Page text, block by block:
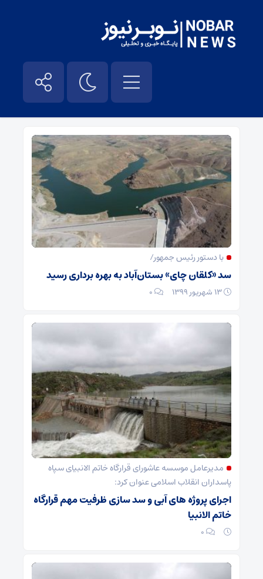
سد کلقان چای – نوبر نیوز
با دستور رئیس جمهور/
سد «کلقان چای» بستان‌آباد به بهره برداری رسید
۰
مدیرعامل موسسه عاشورای قرارگاه خاتم الانبیای سپاه
پاسداران انقلاب اسلامی عنوان کرد:
اجرای پروژه های آبی و سد سازی ظرفیت مهم قرارگاه
خاتم الانبیا
۰